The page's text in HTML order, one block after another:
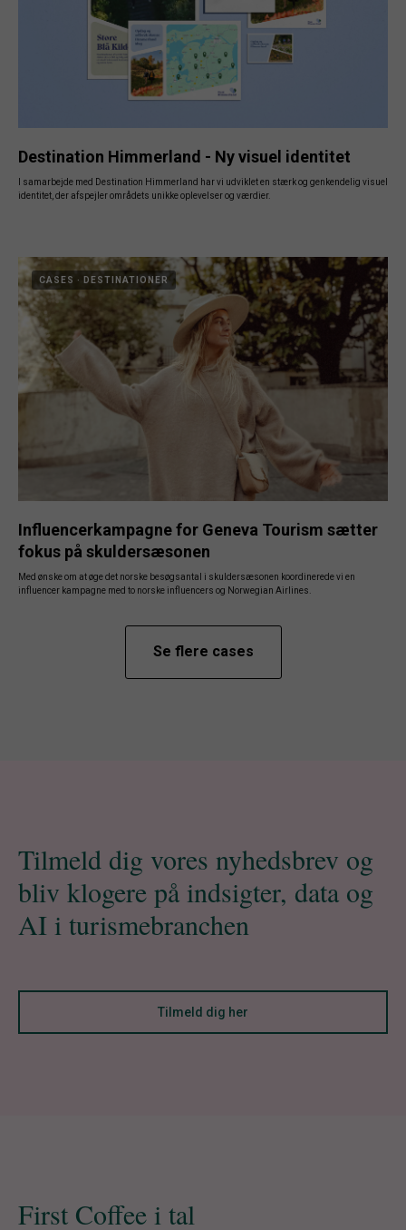
Destination Himmerland - Ny visuel identitet
I samarbejde med Destination Himmerland har vi udviklet en stærk og genkendelig visuel
identitet, der afspejler områdets unikke oplevelser og værdier.
CASES DESTINATIONER
Influencerkampagne for Geneva Tourism sætter
fokus på skuldersæsonen
Med ønske om at øge det norske besøgsantal i skuldersæsonen koordinerede vi en
influencer kampagne med to norske influencers og Norwegian Airlines.
Se flere cases
Tilmeld dig vores nyhedsbrev og
bliv klogere på indsigter, data og
AI i turismebranchen
Tilmeld dig her
First Coffee i tal